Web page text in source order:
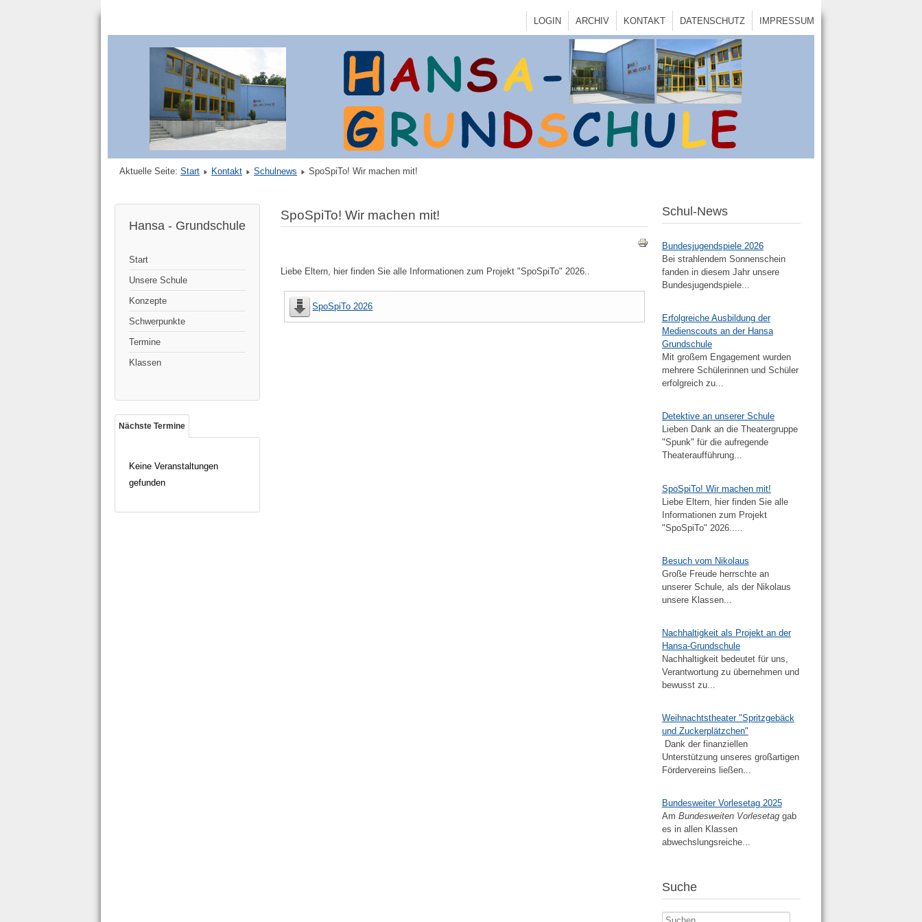
IMPRESSUM
DATENSCHUTZ
KONTAKT
ARCHIV
LOGIN
Aktuelle Seite: Start Kontakt Schulnews SpoSpiTo! Wir machen mit!
Hansa - Grundschule
Start
Unsere Schule
Konzepte
Schwerpunkte
Termine
Klassen
Nächste Termine
Keine Veranstaltungen
gefunden
SpoSpiTo! Wir machen mit!
Liebe Eltern, hier finden Sie alle Informationen zum Projekt "SpoSpiTo" 2026..
SpoSpiTo 2026
Schul-News
Bundesjugendspiele 2026
Bei strahlendem Sonnenschein
fanden in diesem Jahr unsere
Bundesjugendspiele...
Erfolgreiche Ausbildung der
Medienscouts an der Hansa
Grundschule
Mit großem Engagement wurden
mehrere Schülerinnen und Schüler
erfolgreich zu...
Detektive an unserer Schule
Lieben Dank an die Theatergruppe
"Spunk" für die aufregende
Theateraufführung...
SpoSpiTo! Wir machen mit!
Liebe Eltern, hier finden Sie alle
Informationen zum Projekt
"SpoSpiTo" 2026.....
Besuch vom Nikolaus
Große Freude herrschte an
unserer Schule, als der Nikolaus
unsere Klassen...
Nachhaltigkeit als Projekt an der
Hansa-Grundschule
Nachhaltigkeit bedeutet für uns,
Verantwortung zu übernehmen und
bewusst zu...
Weihnachtstheater "Spritzgebäck
und Zuckerplätzchen"
Dank der finanziellen
Unterstützung unseres großartigen
Fördervereins ließen...
Bundesweiter Vorlesetag 2025
Am Bundesweiten Vorlesetaggab
es in allen Klassen
abwechslungsreiche...
Suche
Suchen